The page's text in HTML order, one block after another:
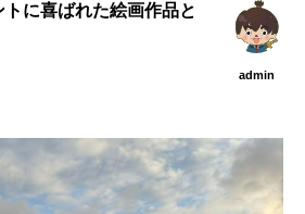
に喜ばれた絵画作品と
admin